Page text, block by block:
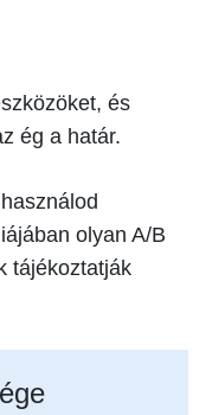
és
ég a határ.
olyan A/B
tájékoztatják